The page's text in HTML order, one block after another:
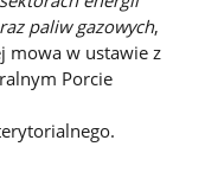
paliw gazowych,
mowa w ustawie z
Porcie